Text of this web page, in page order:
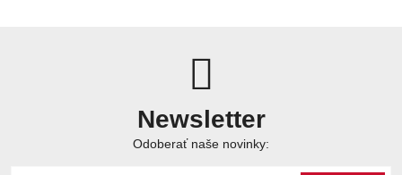
Newsletter
Odoberať naše novinky: